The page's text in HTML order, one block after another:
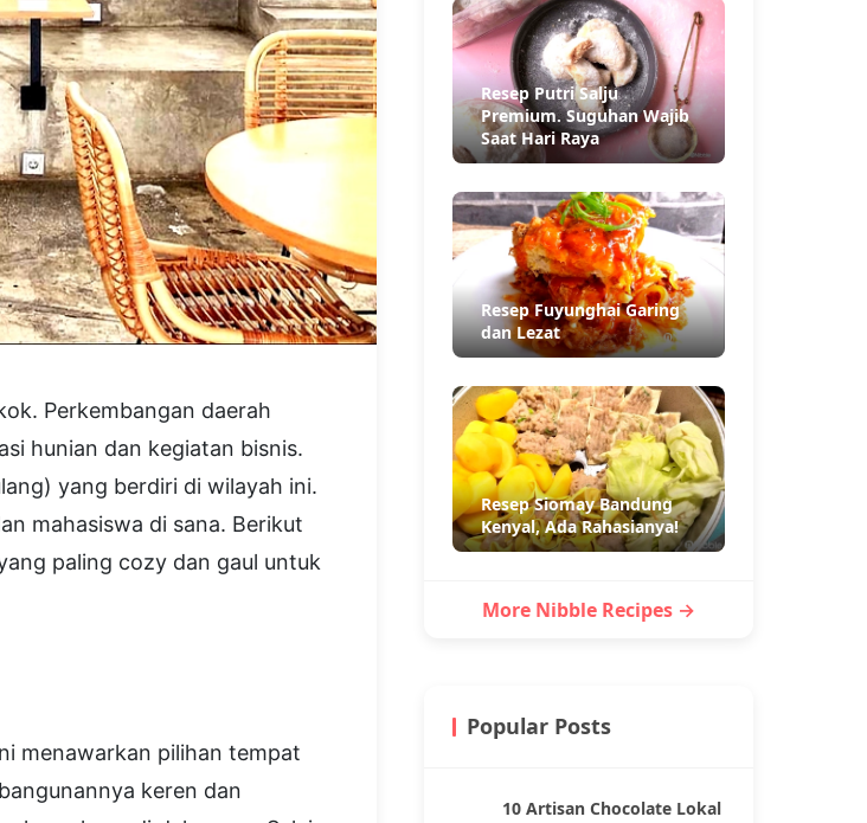
Perkembangan daerah
hunian dan kegiatan bisnis.
yang berdiri di wilayah ini.
mahasiswa di sana. Berikut
paling cozy dan gaul untuk
menawarkan pilihan tempat
keren dan
Resep Putri Salju
Premium. Suguhan Wajib
Saat Hari Raya
Resep Fuyunghai Garing
dan Lezat
Resep Siomay Bandung
Kenyal, Ada Rahasianya!
More Nibble Recipes →
Popular Posts
10 Artisan Chocolate Lokal